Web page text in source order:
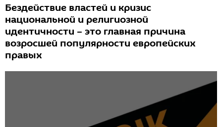
Бездействие властей и кризис
национальной и религиозной
идентичности – это главная причина
возросшей популярности европейских
правых